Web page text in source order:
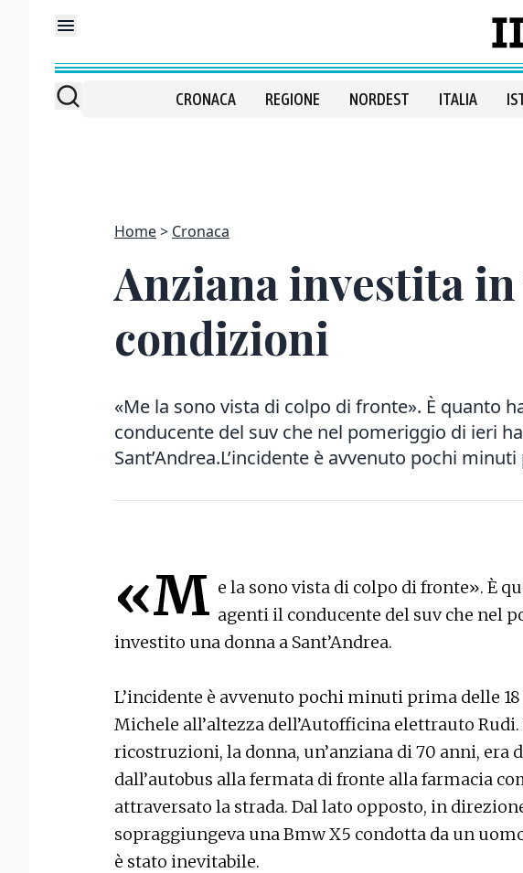
CRONACA REGIONE NORDEST ITALIA
Home Cronaca
Anziana investita
condizioni
«Me la sono vista di colpo di fronte». È quanto
conducente del suv che nel pomeriggio di ieri
Sant’Andrea.L’incidente è avvenuto pochi
«M e la sono vista di colpo di fronte». È
agenti il conducente del suv che nel
investito una donna a Sant’Andrea.
L’incidente è avvenuto pochi minuti prima delle 18
Michele all’altezza dell’Autofficina elettrauto
ricostruzioni, la donna, un’anziana di 70 anni, era
dall’autobus alla fermata di fronte alla farmacia
attraversato la strada. Dal lato opposto, in
sopraggiungeva una Bmw X5 condotta da un
è stato inevitabile.